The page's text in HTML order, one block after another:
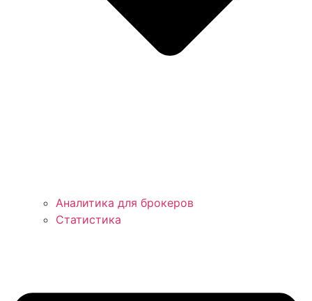
Аналитика для брокеров
Статистика